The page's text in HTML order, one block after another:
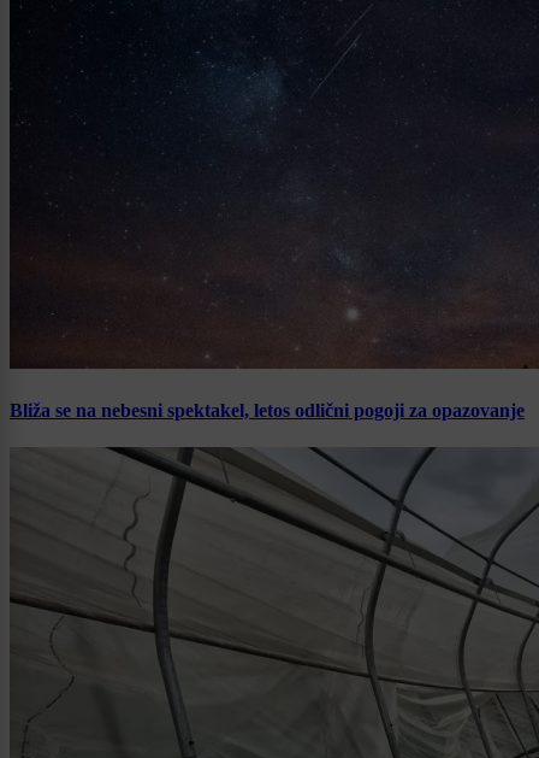
Bliža se na nebesni spektakel, letos odlični pogoji za opazovanje